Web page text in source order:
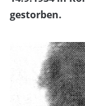
gestorben.